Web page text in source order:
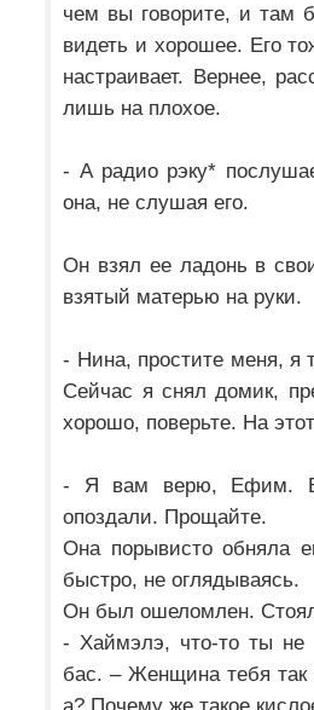
чем вы говорите, и там
видеть и хорошее. Его
настраивает. Вернее,
лишь на плохое.
- А радио рэку*
она, не слушая его.
Он взял ее ладонь в
взятый матерью на руки.
- Нина, простите меня, я
Сейчас я снял домик,
хорошо, поверьте. На
- Я вам верю, Ефим.
опоздали. Прощайте.
Она порывисто обняла
быстро, не оглядываясь.
Он был ошеломлен.
- Хаймэлэ, что-то ты не
бас. – Женщина тебя так
а? Почему же такое